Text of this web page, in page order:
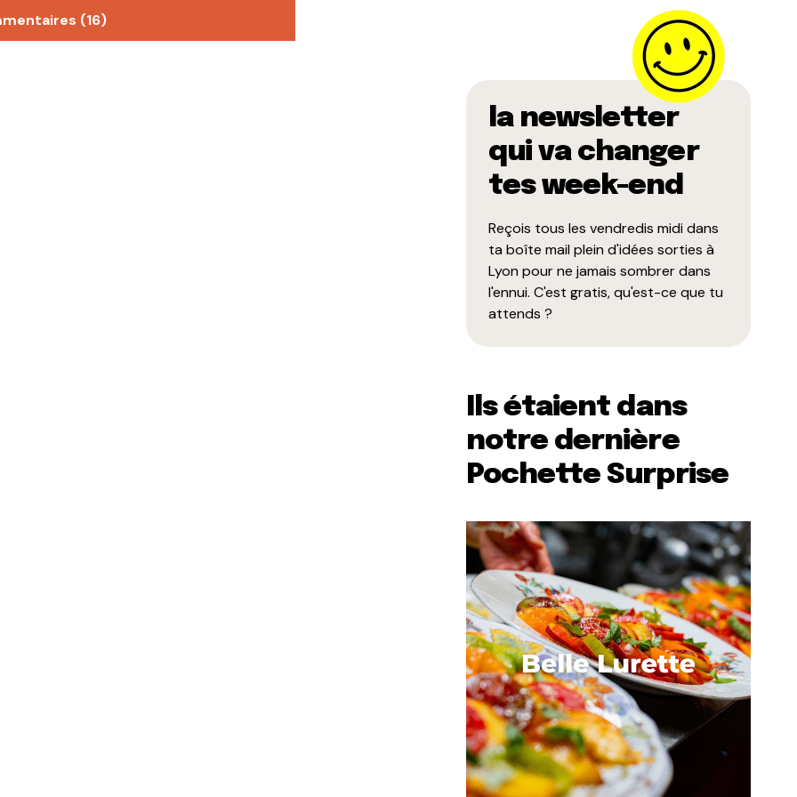
(16)
la newsletter
qui va changer
tes week-end
Reçois tous les vendredis midi dans
ta boîte mail plein d'idées sorties à
Lyon pour ne jamais sombrer dans
l'ennui. C'est gratis, qu'est-ce que tu
attends ?
Ils étaient dans
notre dernière
Pochette Surprise